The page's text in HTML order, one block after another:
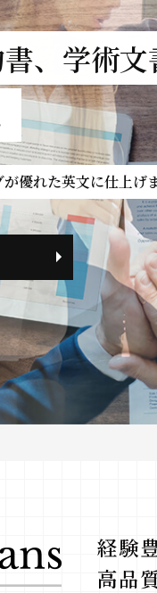
、学術
優れた英文に仕上げ
経験
高品